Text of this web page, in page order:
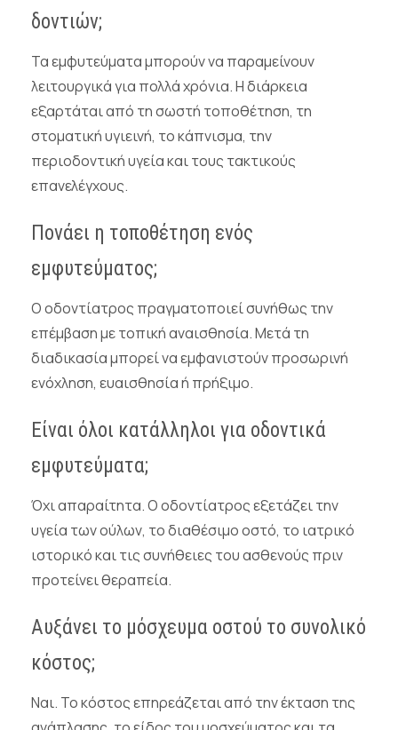
δοντιών;
Τα εμφυτεύματα μπορούν να παραμείνουν
λειτουργικά για πολλά χρόνια. Η διάρκεια
εξαρτάται από τη σωστή τοποθέτηση, τη
στοματική υγιεινή, το κάπνισμα, την
περιοδοντική υγεία και τους τακτικούς
επανελέγχους.
Πονάει η τοποθέτηση ενός
εμφυτεύματος;
Ο οδοντίατρος πραγματοποιεί συνήθως την
επέμβαση με τοπική αναισθησία. Μετά τη
διαδικασία μπορεί να εμφανιστούν προσωρινή
ενόχληση, ευαισθησία ή πρήξιμο.
Είναι όλοι κατάλληλοι για οδοντικά
εμφυτεύματα;
Όχι απαραίτητα. Ο οδοντίατρος εξετάζει την
υγεία των ούλων, το διαθέσιμο οστό, το ιατρικό
ιστορικό και τις συνήθειες του ασθενούς πριν
προτείνει θεραπεία.
Αυξάνει το μόσχευμα οστού το συνολικό
κόστος;
Ναι. Το κόστος επηρεάζεται από την έκταση της